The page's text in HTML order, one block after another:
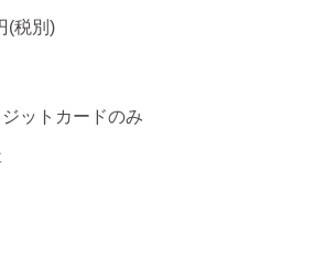
(税別)
ットカードのみ